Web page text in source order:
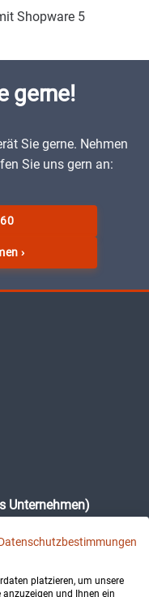
Shopware 5
gerne!
Sie gerne. Nehmen
Sie uns gern an:
›
Unternehmen)
platzieren, um unsere
und Ihnen ein